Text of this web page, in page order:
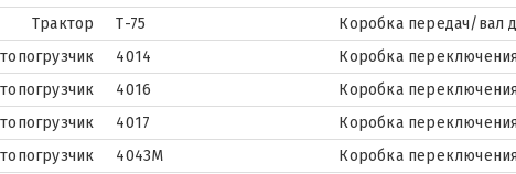
Трактор
Т-75
Коробка передач/вал
4014
Коробка
4016
Коробка
4017
Коробка
4043М
Коробка